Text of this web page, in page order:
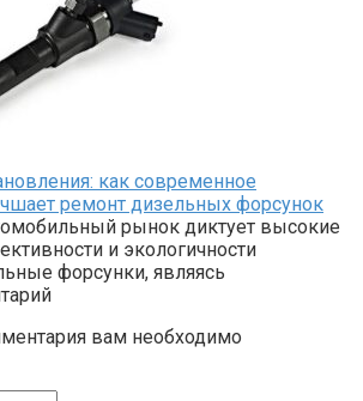
как современное
ремонт дизельных форсунок
рынок диктует высокие
и экологичности
форсунки, являясь
вам необходимо